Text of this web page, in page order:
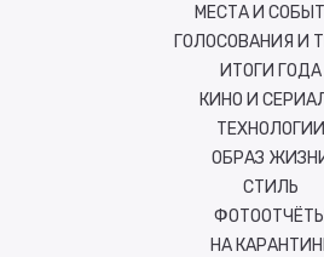
МЕСТА И
ГОЛОСОВАНИЯ И
ИТОГИ ГОДА
КИНО И
ТЕХНОЛОГИИ
ОБРАЗ
СТИЛЬ
ФОТООТЧЁТЫ
НА